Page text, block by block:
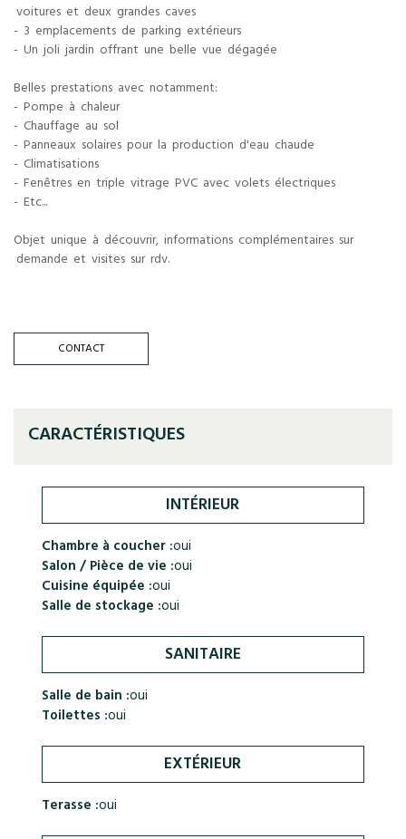
voitures et deux grandes caves
- 3 emplacements de parking extérieurs
- Un joli jardin offrant une belle vue dégagée
Belles prestations avec notamment:
- Pompe à chaleur
- Chauffage au sol
- Panneaux solaires pour la production d'eau chaude
- Climatisations
- Fenêtres en triple vitrage PVC avec volets électriques
- Etc...
Objet unique à découvrir, informations complémentaires sur
demande et visites sur rdv.
CONTACT
CARACTÉRISTIQUES
INTÉRIEUR
Chambre à coucher :oui
Salon / Pièce de vie :oui
Cuisine équipée :oui
Salle de stockage :oui
SANITAIRE
Salle de bain :oui
Toilettes :oui
EXTÉRIEUR
Terasse :oui